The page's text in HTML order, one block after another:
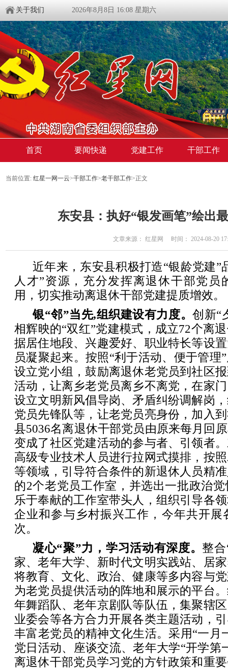
关于我们 2026年8月8日 16:08 星期六
首页 要闻快递 党建工作 干部工作
当前位置: 红星一网一云>干部工作>老干部工作>正文
东安县：执好“银发画笔”绘出
文章来源： 红星网 时间： 2024-08-20
近年来，东安县积极打造“银龄党建”
人才”资源，充分发挥离退休干部党员
用，切实推动离退休干部党建提质增效。
银“邻”当先,组织建设有力度。创新“
相辉映的“双红”党建模式，成立72个离
据居住地段、兴趣爱好、职业特长等设
员凝聚起来。按照“利于活动、便于管理
设立党小组，鼓励离退休老党员到社区
活动，让离乡老党员离乡不离党，在家
设立文明新风倡导岗、矛盾纠纷调解岗
党员先锋队等，让老党员亮身份，加入
县5036名离退休干部党员由原来每月回
变成了社区党建活动的参与者、引领者
高级专业技术人员进行拉网式摸排，按
等领域，引导符合条件的新退休人员精
的2个老党员工作室，并选出一批政治
乐于奉献的工作室带头人，组织引导各
企业和参与乡村振兴工作，今年共开展
次。
凝心“聚”力，学习活动有深度。整
家、老年大学、新时代文明实践站、居
将教育、文化、政治、健康等多内容与
为老党员提供活动的阵地和展示的平台
年舞蹈队、老年京剧队等队伍，集聚辖
业委会等各方合力开展各类主题活动，
丰富老党员的精神文化生活。采用“一月
党日活动、座谈交流、老年大学“开学第
离退休干部党员学习党的方针政策和重